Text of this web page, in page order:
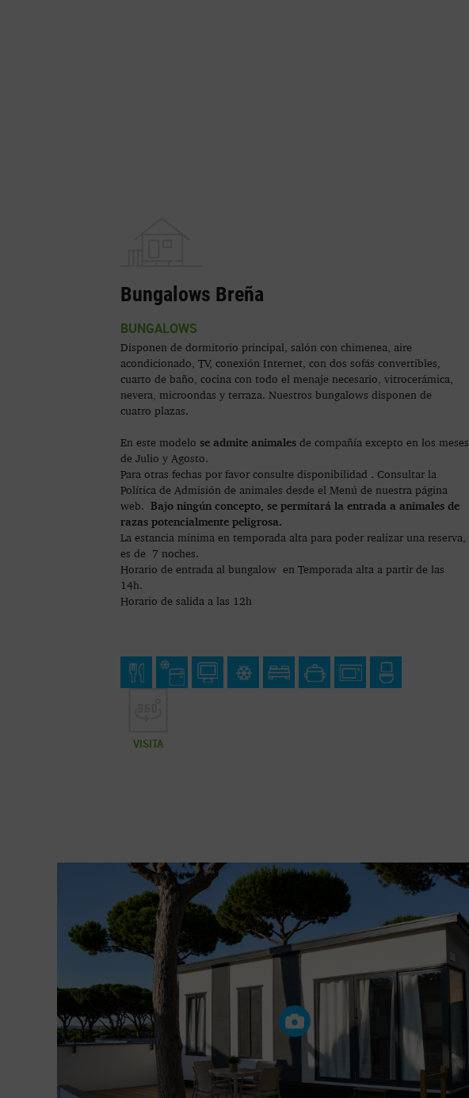
Bungalows Breña
BUNGALOWS
Disponen de dormitorio principal, salón con chimenea, aire
acondicionado, TV, conexión Internet, con dos sofás convertibles,
cuarto de baño, cocina con todo el menaje necesario, vitrocerámica,
nevera, microondas y terraza. Nuestros bungalows disponen de
cuatro plazas.
En este modelo se admite animales de compañía excepto en los meses
de Julio y Agosto.
Para otras fechas por favor consulte disponibilidad . Consultar la
Política de Admisión de animales desde el Menú de nuestra página
web. Bajo ningún concepto, se permitará la entrada a animales de
razas potencialmente peligrosa.
La estancia mínima en temporada alta para poder realizar una reserva,
es de 7 noches.
Horario de entrada al bungalow en Temporada alta a partir de las
14h.
Horario de salida a las 12h
VISITA